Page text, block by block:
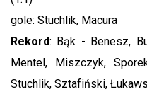
gole: Stuchlik, Macura
Rekord: Bąk - Benesz,
Mentel, Miszczyk,
Stuchlik, Sztafiński,